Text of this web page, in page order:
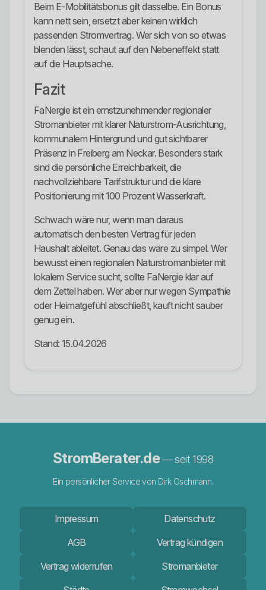
Beim E-Mobilitätsbonus gilt dasselbe. Ein Bonus
kann nett sein, ersetzt aber keinen wirklich
passenden Stromvertrag. Wer sich von so etwas
blenden lässt, schaut auf den Nebeneffekt statt
auf die Hauptsache.
Fazit
FaNergie ist ein ernstzunehmender regionaler
Stromanbieter mit klarer Naturstrom-Ausrichtung,
kommunalem Hintergrund und gut sichtbarer
Präsenz in Freiberg am Neckar. Besonders stark
sind die persönliche Erreichbarkeit, die
nachvollziehbare Tarifstruktur und die klare
Positionierung mit 100 Prozent Wasserkraft.
Schwach wäre nur, wenn man daraus
automatisch den besten Vertrag für jeden
Haushalt ableitet. Genau das wäre zu simpel. Wer
bewusst einen regionalen Naturstromanbieter mit
lokalem Service sucht, sollte FaNergie klar auf
dem Zettel haben. Wer aber nur wegen Sympathie
oder Heimatgefühl abschließt, kauft nicht sauber
genug ein.
Stand: 15.04.2026
StromBerater.de— seit 1998
Ein persönlicher Service von Dirk Oschmann.
Impressum
Datenschutz
AGB
Vertrag kündigen
Vertrag widerrufen
Stromanbieter